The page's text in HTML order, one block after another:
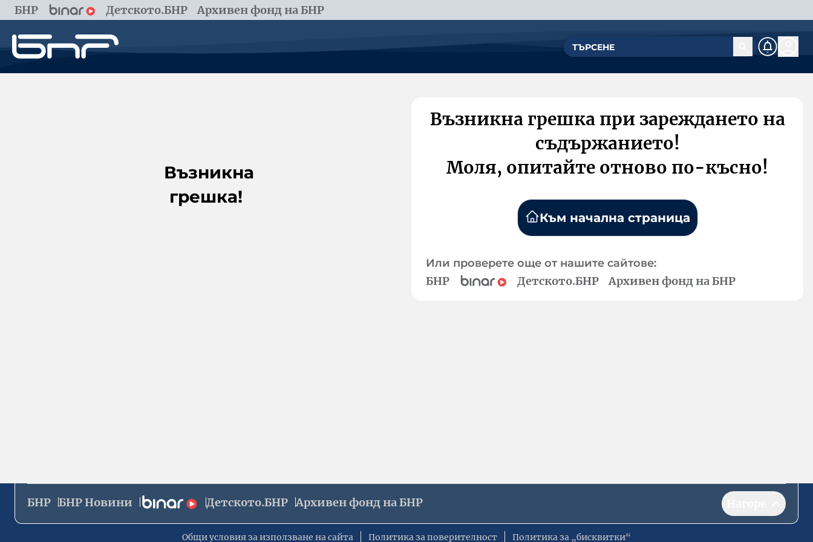
БНР Детското.БНР Архивен фонд на БНР
Възникна
грешка!
Възникна грешка при зареждането на
съдържанието!
Моля, опитайте отново по-късно!
Към начална страница
Или проверете още от нашите сайтове:
БНР Детското.БНР Архивен фонд на БНР
БНР БНР Новини Детското.БНР Архивен фонд на БНР
Общи условия за използване на сайта Политика за поверителност Политика за „бисквитки“